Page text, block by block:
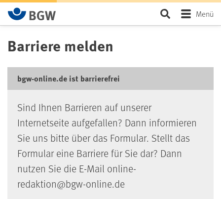
Zum Hauptinhalt springen SeiteMenü
Barriere melden
bgw-online.de ist barrierefrei
Sind Ihnen Barrieren auf unserer
Internetseite aufgefallen? Dann informieren
Sie uns bitte über das Formular. Stellt das
Formular eine Barriere für Sie dar? Dann
nutzen Sie die E-Mail online-
redaktion@bgw-online.de